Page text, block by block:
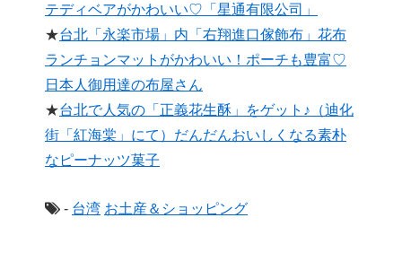
テディベアがかわいい♡「星通有限公司」
★台北「永楽市場」内「右翔進口傢飾布」花布
ランチョンマットがかわいい！ポーチも豊富♡
日本人御用達の布屋さん
★台北で人気の「正義花生酥」をゲット♪（迪化
街「紅海棠」にて）だんだんおいしくなる素朴
なピーナッツ菓子
- 台湾 お土産＆ショッピング